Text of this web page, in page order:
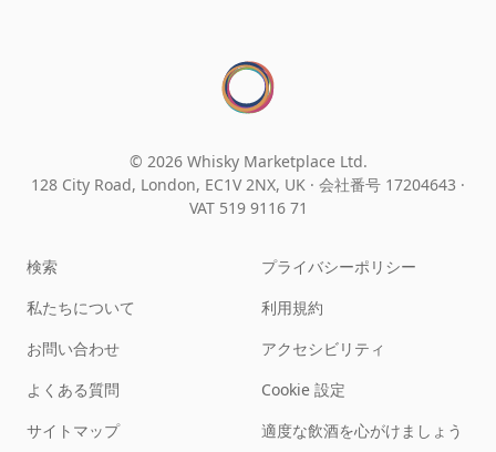
© 2026 Whisky Marketplace Ltd.
128 City Road, London, EC1V 2NX, UK · 会社番号 17204643 ·
VAT 519 9116 71
検索
私たちについて
お問い合わせ
よくある質問
サイトマップ
プライバシーポリシー
利用規約
アクセシビリティ
Cookie 設定
適度な飲酒を心がけましょう